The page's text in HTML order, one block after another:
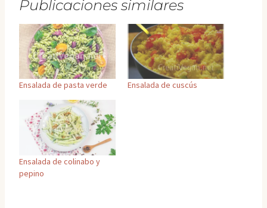
Publicaciones similares
Ensalada de pasta verde Ensalada de cuscús
Ensalada de colinabo y
pepino